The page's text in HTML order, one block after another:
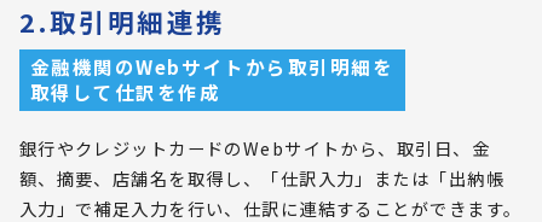
2.取引明細連携
金融機関のWebサイトから取引明細を
取得して仕訳を作成
銀行やクレジットカードのWebサイトから、取引日、金
額、摘要、店舗名を取得し、「仕訳入力」または「出納帳
入力」で補足入力を行い、仕訳に連結することができます。